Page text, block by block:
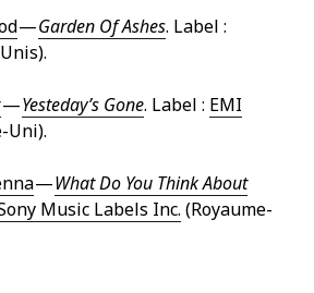
—Garden Of Ashes. Label :
—Yesteday’s Gone. Label : EMI
Uni).
—What Do You Think About
Music Labels Inc. (Royaume-